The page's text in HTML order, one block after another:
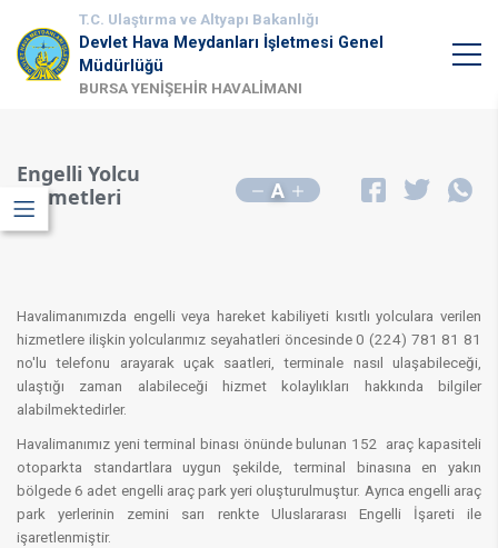
T.C. Ulaştırma ve Altyapı Bakanlığı
Devlet Hava Meydanları İşletmesi Genel
Müdürlüğü
BURSA YENİŞEHİR HAVALİMANI
Engelli Yolcu
Hizmetleri
A
Havalimanımızda engelli veya hareket kabiliyeti kısıtlı yolculara verilen
hizmetlere ilişkin yolcularımız seyahatleri öncesinde 0 (224) 781 81 81
no'lu telefonu arayarak uçak saatleri, terminale nasıl ulaşabileceği,
ulaştığı zaman alabileceği hizmet kolaylıkları hakkında bilgiler
alabilmektedirler.
Havalimanımız yeni terminal binası önünde bulunan 152 araç kapasiteli
otoparkta standartlara uygun şekilde, terminal binasına en yakın
bölgede 6 adet engelli araç park yeri oluşturulmuştur. Ayrıca engelli araç
park yerlerinin zemini sarı renkte Uluslararası Engelli İşareti ile
işaretlenmiştir.